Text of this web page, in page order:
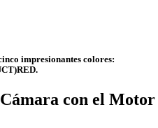
impresionantes colores:
con el Motor